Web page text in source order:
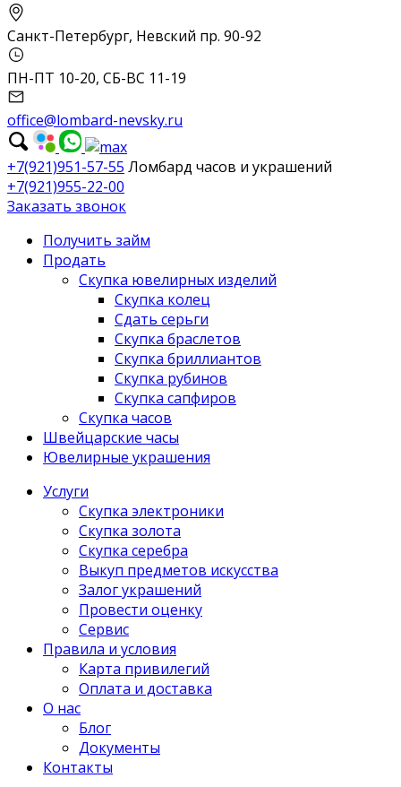
Санкт-Петербург, Невский пр. 90-92
ПН-ПТ 10-20, СБ-ВС 11-19
office@lombard-nevsky.ru
+7(921)951-57-55 Ломбард часов и украшений
+7(921)955-22-00
Заказать звонок
Получить займ
Продать
Скупка ювелирных изделий
Скупка колец
Сдать серьги
Скупка браслетов
Скупка бриллиантов
Скупка рубинов
Скупка сапфиров
Скупка часов
Швейцарские часы
Ювелирные украшения
Услуги
Скупка электроники
Скупка золота
Скупка серебра
Выкуп предметов искусства
Залог украшений
Провести оценку
Сервис
Правила и условия
Карта привилегий
Оплата и доставка
О нас
Блог
Документы
Контакты